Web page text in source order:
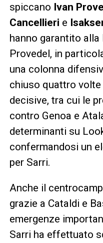
spiccano Ivan
Cancellieri e
hanno garantito alla
Provedel, in
una colonna
chiuso quattro
decisive, tra cui le
contro Genoa e
determinanti su
confermandosi un
per Sarri.
Anche il
grazie a Cataldi e
emergenze
Sarri ha effettuato